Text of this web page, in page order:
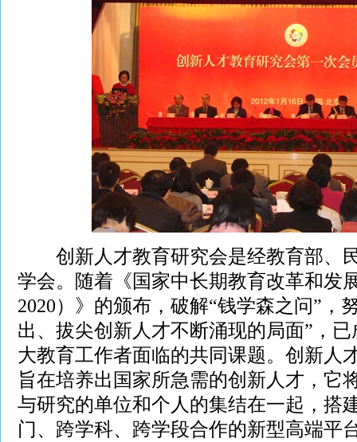
创新人才教育研究会是经教育部、
学会。随着《国家中长期教育改革和发
2020）》的颁布，破解“钱学森之问”，
出、拔尖创新人才不断涌现的局面”，
大教育工作者面临的共同课题。创新人
旨在培养出国家所急需的创新人才，它
与研究的单位和个人的集结在一起，搭
门、跨学科、跨学段合作的新型高端平